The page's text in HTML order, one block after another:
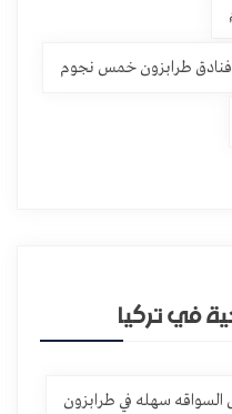
فنادق طرابزون خمس نجوم
في تركيا
السواقه سهله في طرابزون